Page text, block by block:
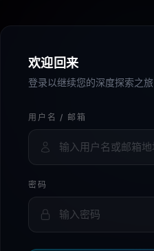
欢迎回来
登录以继续您的深度探索之旅
用户名 / 邮箱
密码